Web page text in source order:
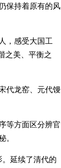
保持着原有的风
，感受大国工
之美、平衡之
代龙窑、元代馒
等方面区分辨官
。
延续了清代的